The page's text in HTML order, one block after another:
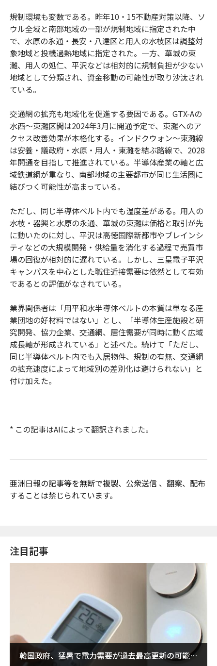
規制環境も変数である。昨年10・15不動産対策以降、ソ
ウル全域と南部地域の一部が規制地域に指定された中
で、水原の永通・長安・八達区と用人の水枝区は調整対
象地域と投機過熱地域に指定された。一方、華城の東
灘、用人の処仁、平沢などは相対的に規制負担が少ない
地域として分類され、資金移動の可能性が取り沙汰され
ている。
交通網の拡充も地域化を促進する要因である。GTX-Aの
水西～東灘区間は2024年3月に開通予定で、東灘へのア
クセス改善効果が本格化する。インドクウォン～東灘線
は安養・議政府・水原・用人・東灘を結ぶ路線で、2028
年開通を目指して推進されている。半導体産業の軸と広
域鉄道網が重なり、南部地域の主要都市が同じ生活圏に
結びつく可能性が高まっている。
ただし、同じ半導体ベルト内でも温度差がある。用人の
水枝・器興と水原の永通、華城の東灘は価格と取引が先
に動いたのに対し、平沢は高徳国際新都市やブレインシ
ティなどの大規模開発・供給量を消化する過程で売買市
場の回復が相対的に遅れている。しかし、三星電子平沢
キャンパスを中心とした職住近接需要は依然として有効
であるとの評価がなされている。
業界関係者は「用平和水半導体ベルトの本質は単なる産
業団地の好材料ではない」とし、「半導体生産施設と研
究開発、協力企業、交通網、居住需要が同時に動く広域
成長軸が形成されている」と述べた。続けて「ただし、
同じ半導体ベルト内でも入居物件、規制の有無、交通網
の拡充速度によって地域別の差別化は避けられない」と
付け加えた。
* この記事はAIによって翻訳されました。
亜洲日報の記事等を無断で複製、公衆送信 、翻案、配布
することは禁じられています。
注目記事
韓国政府、猛暑で電力需要が過去最高更新の可能性